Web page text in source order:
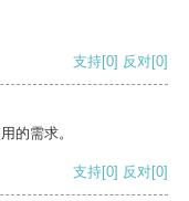
支持[0] 反对[0]
的需求。
支持[0] 反对[0]